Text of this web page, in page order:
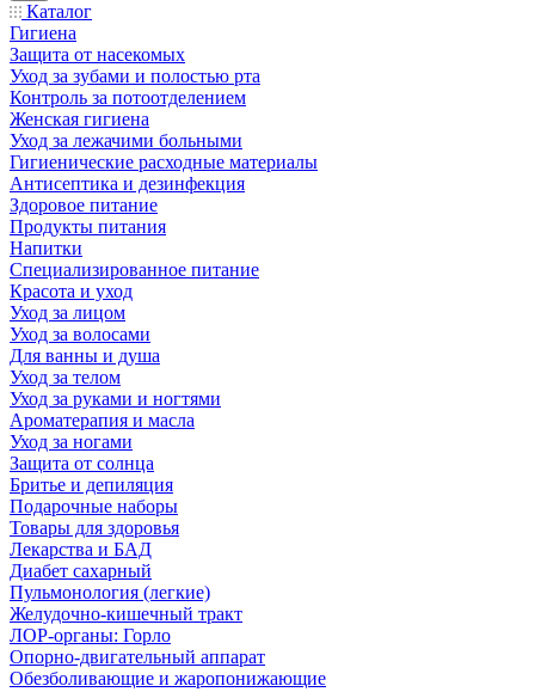
Каталог
Гигиена
Защита от насекомых
Уход за зубами и полостью рта
Контроль за потоотделением
Женская гигиена
Уход за лежачими больными
Гигиенические расходные материалы
Антисептика и дезинфекция
Здоровое питание
Продукты питания
Напитки
Специализированное питание
Красота и уход
Уход за лицом
Уход за волосами
Для ванны и душа
Уход за телом
Уход за руками и ногтями
Ароматерапия и масла
Уход за ногами
Защита от солнца
Бритье и депиляция
Подарочные наборы
Товары для здоровья
Лекарства и БАД
Диабет сахарный
Пульмонология (легкие)
Желудочно-кишечный тракт
ЛОР-органы: Горло
Опорно-двигательный аппарат
Обезболивающие и жаропонижающие